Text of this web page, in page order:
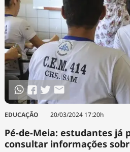
EDUCAÇÃO 20/03/2024 17:20h
Pé-de-Meia: estudantes já
consultar informações